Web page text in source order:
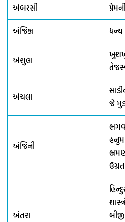
અંબરસી
અંજિકા
ધન્ય
અંશુલા
અંચલા
જે
અંજિની
અંતરા